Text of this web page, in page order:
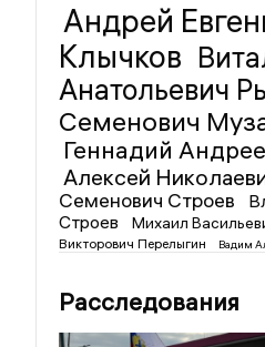
Андрей
Клычков
Анатольевич
Семенович
Геннадий
Алексей
Семенович Строев
Строев
Михаил
Викторович Перелыгин
Вадим
Расследования